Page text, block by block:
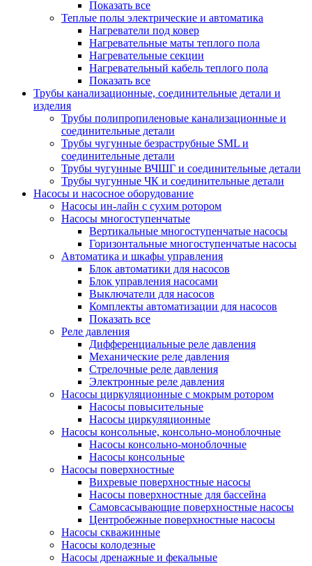
Показать все
Теплые полы электрические и автоматика
Нагреватели под ковер
Нагревательные маты теплого пола
Нагревательные секции
Нагревательный кабель теплого пола
Показать все
Трубы канализационные, соединительные детали и
изделия
Трубы полипропиленовые канализационные и
соединительные детали
Трубы чугунные безраструбные SML и
соединительные детали
Трубы чугунные ВЧШГ и соединительные детали
Трубы чугунные ЧК и соединительные детали
Насосы и насосное оборудование
Насосы ин-лайн с сухим ротором
Насосы многоступенчатые
Вертикальные многоступенчатые насосы
Горизонтальные многоступенчатые насосы
Автоматика и шкафы управления
Блок автоматики для насосов
Блок управления насосами
Выключатели для насосов
Комплекты автоматизации для насосов
Показать все
Реле давления
Дифференциальные реле давления
Механические реле давления
Стрелочные реле давления
Электронные реле давления
Насосы циркуляционные с мокрым ротором
Насосы повысительные
Насосы циркуляционные
Насосы консольные, консольно-моноблочные
Насосы консольно-моноблочные
Насосы консольные
Насосы поверхностные
Вихревые поверхностные насосы
Насосы поверхностные для бассейна
Самовсасывающие поверхностные насосы
Центробежные поверхностные насосы
Насосы скважинные
Насосы колодезные
Насосы дренажные и фекальные